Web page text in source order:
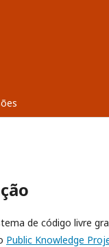
de código livre
Public Knowledge